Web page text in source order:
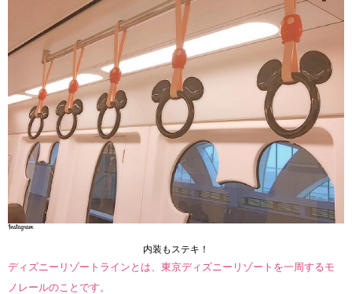
内装もステキ！
ディズニーリゾートラインとは、東京ディズニーリゾートを一周するモ
ノレールのことです。